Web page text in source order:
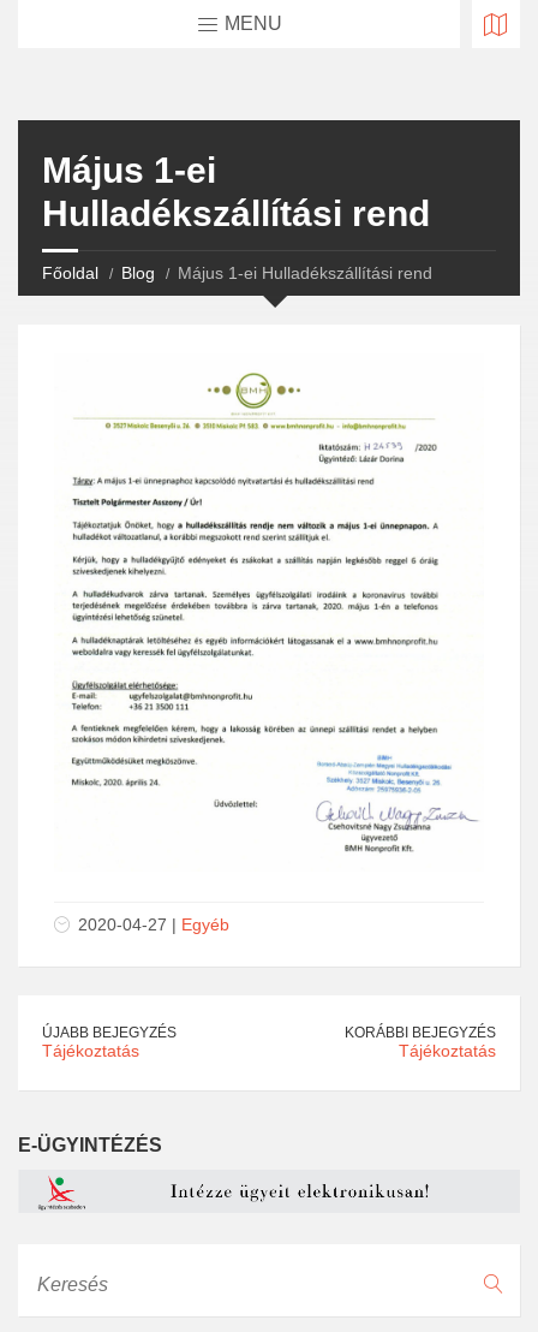
MENU
Május 1-ei
Hulladékszállítási rend
Főoldal Blog Május 1-ei Hulladékszállítási rend
2020-04-27 | Egyéb
ÚJABB BEJEGYZÉS
Tájékoztatás
KORÁBBI BEJEGYZÉS
Tájékoztatás
E-ÜGYINTÉZÉS